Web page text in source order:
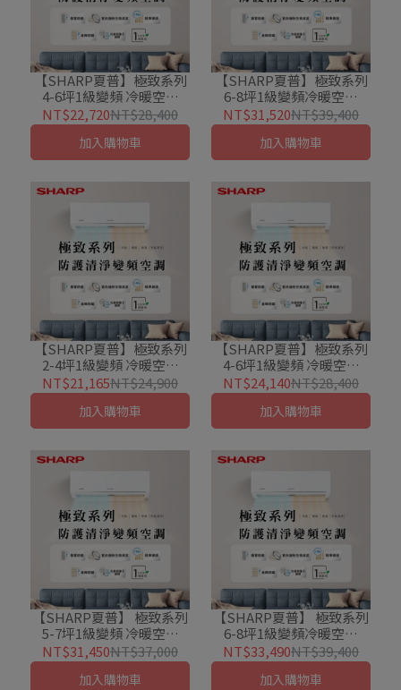
【SHARP夏普】極致系列
4-6坪1級變頻 冷暖空調
(AE-28BEHH/AY-
28BEHH-W)(震旦獨賣款)
NT$22,720NT$28,400
加入購物車
【SHARP夏普】極致系列
6-8坪1級變頻冷暖空調
(AE-41BEHH/AY-
41BEHH-W)(震旦獨賣款)
NT$31,520NT$39,400
加入購物車
【SHARP夏普】極致系列
2-4坪1級變頻 冷暖空調
(AE-23BESH/AY-23BESH-
W)
NT$21,165NT$24,900
加入購物車
【SHARP夏普】極致系列
4-6坪1級變頻 冷暖空調
(AE-28BESH/AY-28BESH-
W)
NT$24,140NT$28,400
加入購物車
【SHARP夏普】 極致系列
5-7坪1級變頻 冷暖空調
(AE-36BESH/AY-36BESH-
W)
NT$31,450NT$37,000
加入購物車
【SHARP夏普】 極致系列
6-8坪1級變頻冷暖空調
(AE-41BESH/AY-41BESH-
W)
NT$33,490NT$39,400
加入購物車